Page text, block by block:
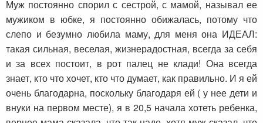
Муж постоянно спорил с сестрой, с мамой, называл ее
мужиком в юбке, я постоянно обижалась, потому что
слепо и безумно любила маму, для меня она ИДЕАЛ:
такая сильная, веселая, жизнерадостная, всегда за себя
и за всех постоит, в рот палец не клади! Она всегда
знает, кто что хочет, кто что думает, как правильно. И я ей
очень благодарна, поскольку благодаря ей ( у нее дети и
внуки на первом месте), я в 20,5 начала хотеть ребенка,